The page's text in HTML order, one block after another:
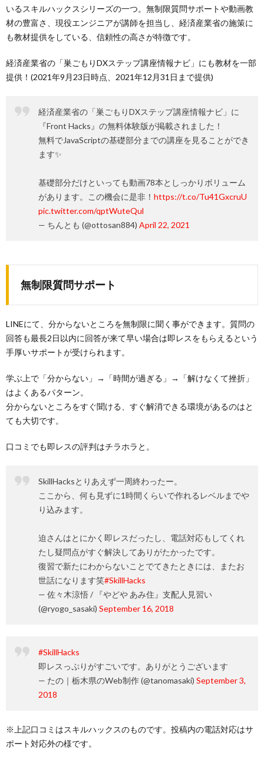
いるスキルハックスシリーズの一つ。無制限質問サポートや動画教
材の豊富さ、現役エンジニアが講師を担当し、経済産業省の施策に
も教材提供をしている、信頼性の高さが特徴です。
経済産業省の「巣ごもりDXステップ講座情報ナビ」にも教材を一部
提供！(2021年9月23日時点、2021年12月31日まで提供)
経済産業省の「巣ごもりDXステップ講座情報ナビ」に
『Front Hacks』の無料体験版が掲載されました！
無料でJavaScriptの基礎部分までの講座を見ることができ
ます✨
基礎部分だけといっても動画78本としっかりボリューム
があります。この機会に是非！ https://t.co/Tu41GxcruU
pic.twitter.com/qptWuteQul
— ちんとも (@ottosan884) April 22, 2021
無制限質問サポート
LINEにて、分からないところを無制限に聞く事ができます。質問の
回答も最長2日以内に回答が来て早い場合は即レスをもらえるという
手厚いサポートが受けられます。
学ぶ上で「分からない」→「時間が過ぎる」→「解けなくて挫折」
はよくあるパターン。
分からないところをすぐ聞ける、すぐ解消できる環境があるのはと
ても大切です。
口コミでも即レスの評判はチラホラと。
SkillHacksとりあえず一周終わったー。
ここから、何も見ずに1時間くらいで作れるレベルまでや
り込みます。
迫さんはとにかく即レスだったし、電話対応もしてくれ
たし疑問点がすぐ解決してありがたかったです。
復習で新たにわからないことでてきたときには、またお
世話になります笑#SkillHacks
— 佐々木涼悟 / 『やどや あみ住』支配人見習い
(@ryogo_sasaki) September 16, 2018
#SkillHacks
即レスっぷりがすごいです。ありがとうございます
— たの｜栃木県のWeb制作 (@tanomasaki) September 3,
2018
※上記口コミはスキルハックスのものです。投稿内の電話対応はサ
ポート対応外の様です。